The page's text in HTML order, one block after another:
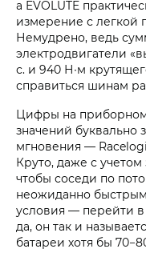
а EVOLUTE
измерение с легкой
Немудрено, ведь
электродвигатели
с. и 940 Н∙м
справиться шинам
Цифры на приборном
значений буквально
мгновения —
Круто, даже с учетом
чтобы соседи по
неожиданно
условия — перейти
да, он так и
батареи хотя бы